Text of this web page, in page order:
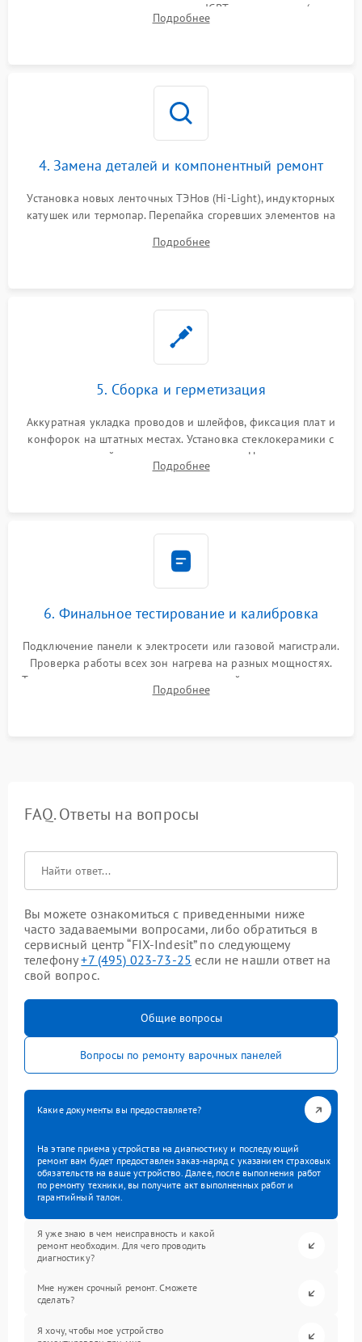
модуля, реле, диодных мостов и IGBT-транзисторов (для
индукции). Проверка кранов и газ-контроля (для газовых
Подробнее
4. Замена деталей и компонентный ремонт
Установка новых ленточных ТЭНов (Hi-Light), индукторных
катушек или термопар. Перепайка сгоревших элементов на
дорожек. Очистка контактов и замена поврежденной
Подробнее
5. Сборка и герметизация
Аккуратная укладка проводов и шлейфов, фиксация плат и
конфорок на штатных местах. Установка стеклокерамики с
проверкой равномерности зазоров. Нанесение
термостойкого герметика или укладка уплотнительной
Подробнее
6. Финальное тестирование и калибровка
Подключение панели к электросети или газовой магистрали.
Проверка работы всех зон нагрева на разных мощностях.
Тестирование сенсорного управления, таймера, индикаторов
остаточного тепла и систем защиты от перегрева.
Подробнее
FAQ. Ответы на вопросы
Вы можете ознакомиться с приведенными ниже
часто задаваемыми вопросами, либо обратиться в
сервисный центр “FIX-Indesit” по следующему
телефону+7 (495) 023-73-25 если не нашли ответ на
свой вопрос.
Общие вопросы
Вопросы по ремонту варочных панелей
Какие документы вы предоставляете?
На этапе приема устройства на диагностику и последующий
ремонт вам будет предоставлен заказ-наряд с указанием страховых
обязательств на ваше устройство. Далее, после выполнения работ
по ремонту техники, вы получите акт выполненных работ и
гарантийный талон.
Я уже знаю в чем неисправность и какой
ремонт необходим. Для чего проводить
диагностику?
Мне нужен срочный ремонт. Сможете
сделать?
Я хочу, чтобы мое устройство